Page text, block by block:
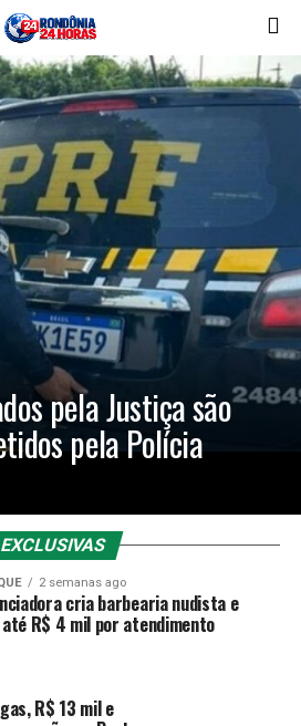
pela Justiça são
pela Polícia
EXCLUSIVAS
2 semanas ago
cria barbearia nudista e
R$ 4 mil por atendimento
R$ 13 mil e